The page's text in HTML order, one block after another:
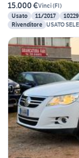
15.000 €Vinci(FI)
Usato
11/2017
Rivenditore USATO